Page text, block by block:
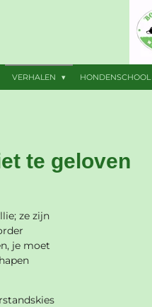
VERHALEN HONDENSCHOOL
te geloven
ze zijn
je moet